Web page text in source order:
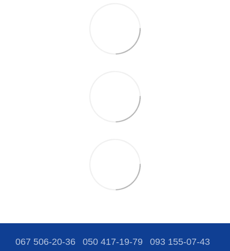
067 506-20-36 050 417-19-79 093 155-07-43